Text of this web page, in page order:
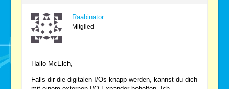
Raabinator
Mitglied
Hallo McElch,
Falls dir die digitalen I/Os knapp werden, kannst du dich